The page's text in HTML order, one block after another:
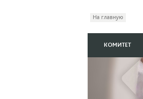
На главную
КОМИТЕТ